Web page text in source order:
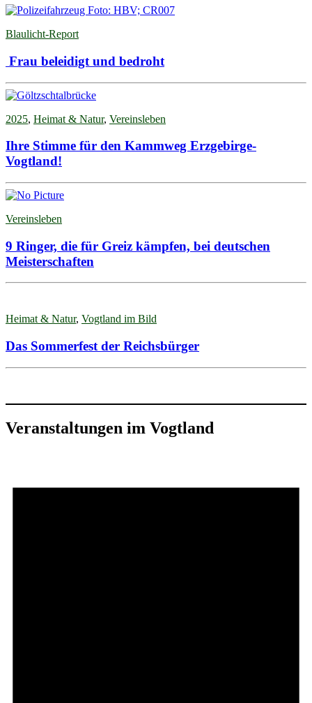
Blaulicht-Report
Frau beleidigt und bedroht
2025, Heimat & Natur, Vereinsleben
Ihre Stimme für den Kammweg Erzgebirge-
Vogtland!
Vereinsleben
9 Ringer, die für Greiz kämpfen, bei deutschen
Meisterschaften
Heimat & Natur, Vogtland im Bild
Das Sommerfest der Reichsbürger
Veranstaltungen im Vogtland